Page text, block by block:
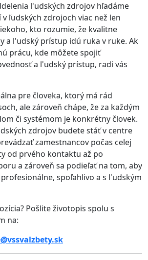
l'udských zdrojov hľadáme
ľudských zdrojoch viac než len
kto rozumie, že kvalitne
a l'udský prístup idú ruka v ruke. Ak
prácu, kde môžete spojiť
a l'udský prístup, radi vás
pre človeka, ktorý má rád
ale zároveň chápe, že za každým
či systémom je konkrétny človek.
zdrojov budete stáť v centre
zamestnancov počas celej
od prvého kontaktu až po
a zároveň sa podieľať na tom, aby
spoľahlivo a s l'udským
Pošlite životopis spolu s
na: